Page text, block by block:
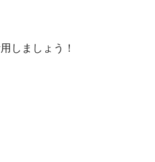
しましょう！